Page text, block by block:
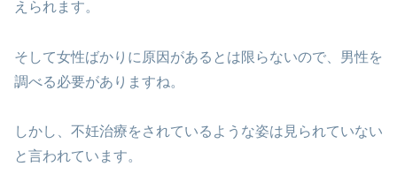
えられます。
そして女性ばかりに原因があるとは限らないので、男性を
調べる必要がありますね。
しかし、不妊治療をされているような姿は見られていない
と言われています。